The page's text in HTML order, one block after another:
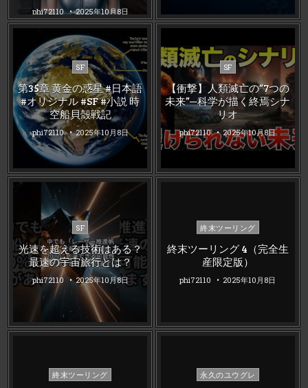
phi72110 2025年10月8日
Posted
in
SF
第35章 黄金の惑星 #日本語
#オリジナル #SF #小説 時
空船貝殻戦記
phi72110 2025年10月8日
Posted
in
SF
【衝撃】人類滅亡の“7つの
未来”─科学が描く終焉シナ
リオ
phi72110 2025年10月8日
Posted
in
SF
光速を超える技術はある？
最速の宇宙旅行とは？
phi72110 2025年10月8日
Posted
終末ツーリング
終末ツーリング 4（完全生
産限定版）
phi72110 2025年10月8日
Posted
終末ツーリング
Posted
永久のユウグレ